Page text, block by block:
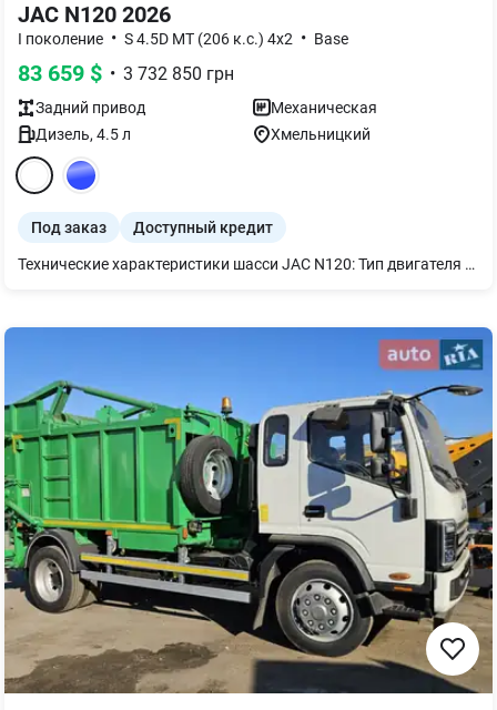
JAC N120 2026
I поколение • S 4.5D MT (206 к.с.) 4x2 • Base
83 659 $ • 3 732 850 грн
Задний привод
Механическая
Дизель, 4.5л Хмельницкий
Под заказ Доступный кредит
Технические характеристики шасси JAC N120: Тип двигателя Cummins B4.5EV210 (Евро-5) Модель двигателя B4.5E?210 Объем 4 460 см? Максимальная мощность 152 кВт/206 л.с. Коробка передач механическая Количество передач 6-ти ступенчатая Габаритные размеры шасси(мм) 7075?2350?2485 Колесная база (мм) 3845 мм Грузоподъемность шасси(кг) 8175 кг Полная масса 11980 кг Распределение полной массы автомобиля на переднюю ось 3800 кг. Распределение полной массы автомобиля на задний мост 8700 кг. Максимальная скорость 110 км/ч Шины 255/70R22.5 Топливный бак 210 л Стандартная комплектация o кондиционер, o пневмосиденья водителя, o электростеклоподъемники, o зеркала заднего вида с подогревом, центральный замок с дистанционным управлением, o дневные ходовые огни LED, o противотуманные фары, o МР3/USB магнитола с поддержкой Bluetooth Технические характеристики оборудования: Краткий обзор Емкость цистерны 5,0 м3 Емкость пескоразбрасывателя 4,0 м? Ширина рабочей зоны при поливе. До 20 м. Плотность посыпки 0,4 кг/м? Ширина рабочей зоны при посыпке 3-12 м. Характеристики отвала Рабочая ширина – 2.7-3м, угол – 30° Рабочая скорость 40 км/ч